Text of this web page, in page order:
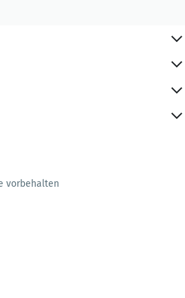
vorbehalten